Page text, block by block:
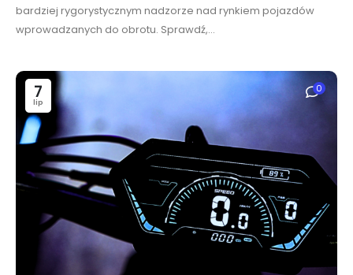
bardziej rygorystycznym nadzorze nad rynkiem pojazdów
wprowadzanych do obrotu. Sprawdź,...
7
lip
0